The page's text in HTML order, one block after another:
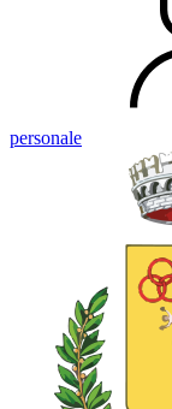
personale